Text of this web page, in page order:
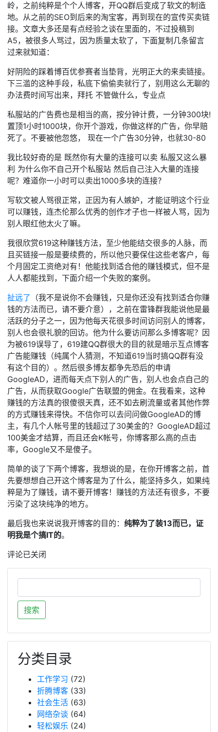
岭，之前纯粹是个个人博客，开QQ群后变成了软文的制造
地。从之前的SEO到后来的淘宝客，再到现在的宣传买卖链
接。文章大多还是有点经验之谈在里面的，不过投稿到
A5，被很多人骂过，因为质量太软了，下面复制几条留言
过来就知道：
好阴险的踩着博百优参赛者当垫背，光明正大的来卖链接。
下三滥的这种手段，私底下偷偷卖就行了，别用这么无聊的
办法费时间写出来，拜托 不管做什么，专业点
私服站的广告费也是相当的高，按分钟计费，一分钟300块!
置顶1小时1000块，你开个游戏，你做这样的广告，你早赔
死了。不要被他忽悠， 现在一个广告30分钟，也就30-80
我比较好奇的是 既然你有大量的连接可以卖 私服又这么暴
利 为什么你不自己开个私服站 然后自己注入大量的连接
呢？难道你一小时可以卖出1000多块的连接？
写软文被人骂很正常，正因为有人嫉妒，才能证明这个行业
可以赚钱，连杰伦那么优秀的创作才子也一样被人骂，因为
别人眼红他太火了嘛。
我很欣赏619这种赚钱方法，至少他能结交很多的人脉，而
且买链接一般是要续费的，所以他只要保住这些老客户，每
个月固定工资绝对有！他能找到适合他的赚钱模式，但不是
人人都能找到，下面介绍一个失败的案例。
扯远了 （我不是说你不会赚钱，只是你还没有找到适合你赚
钱的方法而已，请不要介意），之前在雷锋群我能说他是最
活跃的分子之一，因为他每天花很多时间访问别人的博客，
别人也会很礼貌的回访。他为什么要访问那么多博客呢？因
为被619误导了，619建QQ群很大的目的就是暗示互点博客
广告能赚钱（纯属个人猜测，不知道619当时搞QQ群有没
有这个目的）。然后很多博友都争先恐后的申请
GoogleAD，进而每天点下别人的广告，别人也会点自己的
广告，从而获取Google广告联盟的佣金。在我看来，这种
赚钱的方法真的很傻很天真，还不如去刷流量或者其他作弊
的方式赚钱来得快。不信你可以去问问做GoogleAD的博
主，有几个人帐号里的钱超过了30美金的？GoogleAD超过
100美金才结算，而且还会K帐号，你博客那么高的点击
率，Google又不是傻子。
简单的谈了下两个博客，我想说的是，在你开博客之前，首
先要想想自己开这个博客是为了什么，能坚持多久，如果纯
粹是为了赚钱，请不要开博客！赚钱的方法还有很多，不要
污染了这块纯净的地方。
最后我也来说说我开博客的目的： 纯粹为了装13而已，证
明我是个搞IT的。
评论已关闭
分类目录
工作学习 (72)
折腾博客 (33)
社会生活 (63)
网络杂谈 (64)
轻松娱乐 (24)